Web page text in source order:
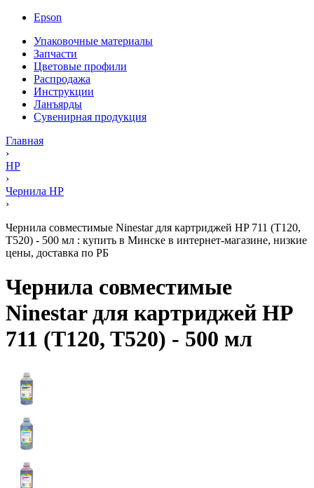
Epson
Упаковочные материалы
Запчасти
Цветовые профили
Распродажа
Инструкции
Ланъярды
Сувенирная продукция
Главная
›
HP
›
Чернила HP
›
Чернила совместимые Ninestar для картриджей HP 711 (T120,
T520) - 500 мл : купить в Минске в интернет-магазине, низкие
цены, доставка по РБ
Чернила совместимые
Ninestar для картриджей HP
711 (T120, T520) - 500 мл